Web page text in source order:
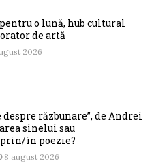
o lună, hub cultural
de artă
2026
răzbunare”, de Andrei
sinelui sau
în poezie?
8 august 2026